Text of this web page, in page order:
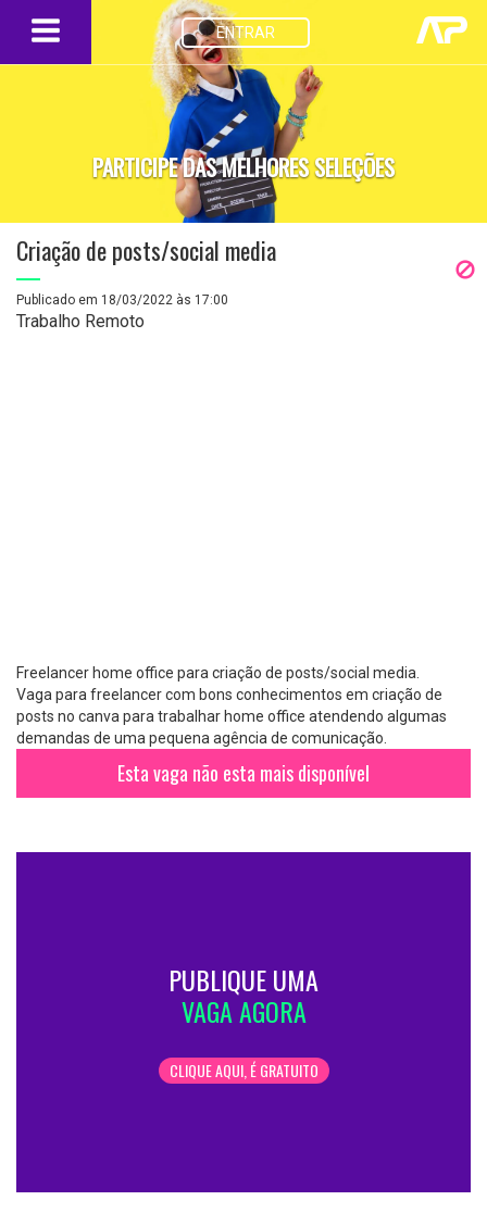
ENTRAR
PARTICIPE DAS MELHORES SELEÇÕES
Criação de posts/social media
Publicado em 18/03/2022 às 17:00
Trabalho Remoto
Freelancer home office para criação de posts/social media.
Vaga para freelancer com bons conhecimentos em criação de
posts no canva para trabalhar home office atendendo algumas
demandas de uma pequena agência de comunicação.
Esta vaga não esta mais disponível
PUBLIQUE UMA
VAGA AGORA
CLIQUE AQUI, É GRATUITO